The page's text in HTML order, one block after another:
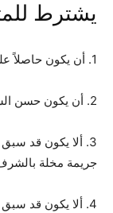
يشترط
1. أن يكون حاصلاً على الجنسية المصرية.
2. أن يكون حسن السيرة وحسن السمعة.
3. ألا يكون قد
جريمة مخلة بالشرف
4. ألا يكون قد